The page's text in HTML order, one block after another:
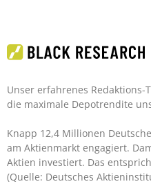
Unser erfahrenes
die maximale Depotrendite
Knapp 12,4 Millionen
am Aktienmarkt engagiert.
Aktien investiert. Das
(Quelle: Deutsches